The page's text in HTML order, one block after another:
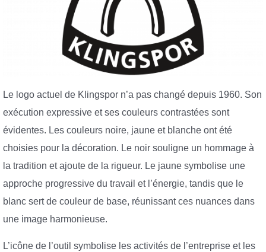
Le logo actuel de Klingspor n’a pas changé depuis 1960. Son
exécution expressive et ses couleurs contrastées sont
évidentes. Les couleurs noire, jaune et blanche ont été
choisies pour la décoration. Le noir souligne un hommage à
la tradition et ajoute de la rigueur. Le jaune symbolise une
approche progressive du travail et l’énergie, tandis que le
blanc sert de couleur de base, réunissant ces nuances dans
une image harmonieuse.
L’icône de l’outil symbolise les activités de l’entreprise et les